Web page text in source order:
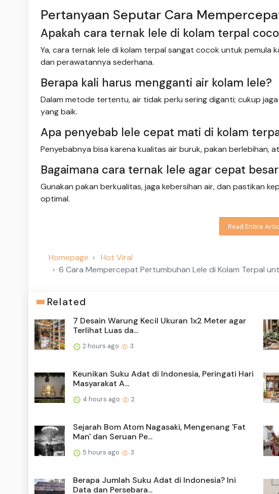
Pertanyaan Seputar Cara
Apakah cara ternak lele di kolam terpal
Ya, cara ternak lele di kolam terpal sangat cocok untuk pemula
dan perawatannya sederhana.
Berapa kali harus mengganti air kolam lele?
Dalam metode tertentu, air tidak perlu sering diganti; cukup
yang baik.
Apa penyebab lele cepat mati di kolam
Penyebabnya bisa karena kualitas air buruk, pakan berlebihan,
Bagaimana cara ternak lele agar cepat
Gunakan pakan berkualitas, jaga kebersihan air, dan pastikan
optimal.
Read Entire
Homepage
Hot Viral
6 Cara Mempercepat Pertumbuhan Lele di Kolam Terpal
Related
7 Desain Warung Kecil Ukuran 1x2 Meter agar
Terlihat Luas da...
2 hours ago 3
Keunikan Suku Adat di Indonesia, Peringati Hari
Masyarakat A...
4 hours ago 2
Sejarah Bom Atom Nagasaki, Mengenang 'Fat
Man' dan Seruan Pe...
5 hours ago 3
Berapa Jumlah Suku Adat di Indonesia? Ini
Data dan Persebara...